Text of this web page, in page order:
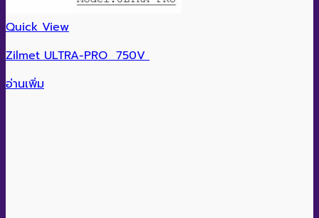
Quick View
Zilmet ULTRA-PRO 750V
อ่านเพิ่ม